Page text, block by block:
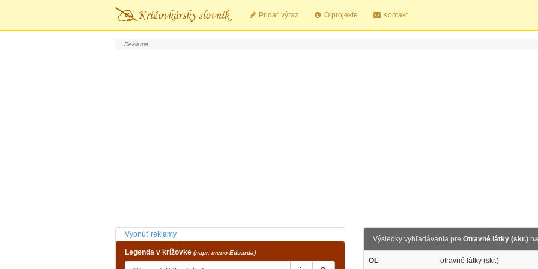
Pridať výraz O projekte Kontakt
Vypnúť reklamy
Legenda v krížovke (napr. meno Eduarda)
Výsledky vyhľadávania pre Otravné látky (skr.)na
OL otravné látky (skr.)